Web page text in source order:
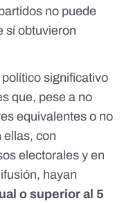
no puede
sí obtuvieron
significativo
que, pese a no
equivalentes o no
ellas, con
electorales y en
hayan
o superior al 5